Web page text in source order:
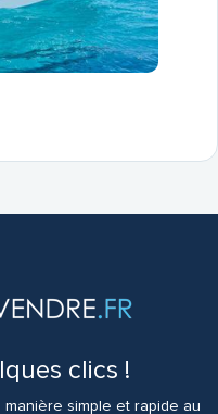
clics !
simple et rapide au